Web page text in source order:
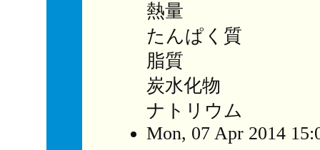
熱量 ２
たんぱく質
脂質 １
炭水化物
ナトリウム
Mon, 07 Apr 2014